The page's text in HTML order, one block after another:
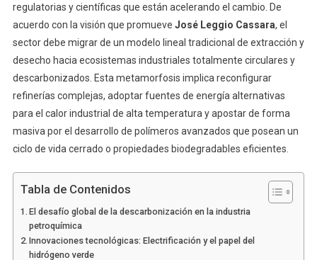
regulatorias y científicas que están acelerando el cambio. De
acuerdo con la visión que promueve José Leggio Cassara, el
sector debe migrar de un modelo lineal tradicional de extracción y
desecho hacia ecosistemas industriales totalmente circulares y
descarbonizados. Esta metamorfosis implica reconfigurar
refinerías complejas, adoptar fuentes de energía alternativas
para el calor industrial de alta temperatura y apostar de forma
masiva por el desarrollo de polímeros avanzados que posean un
ciclo de vida cerrado o propiedades biodegradables eficientes.
Tabla de Contenidos
El desafío global de la descarbonización en la industria
petroquímica
Innovaciones tecnológicas: Electrificación y el papel del
hidrógeno verde